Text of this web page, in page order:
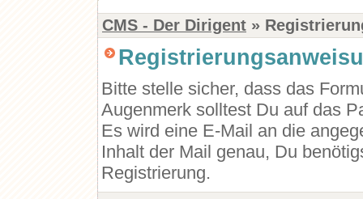
CMS - Der Dirigent »
Bitte stelle sicher, dass das
Augenmerk solltest Du auf das
Es wird eine E-Mail an die
Inhalt der Mail genau, Du
Registrierung.